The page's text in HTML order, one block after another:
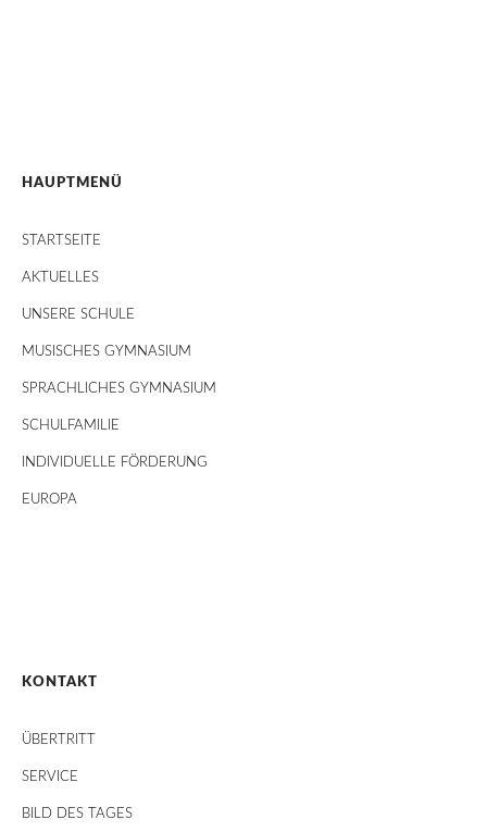
HAUPTMENÜ
STARTSEITE
AKTUELLES
UNSERE SCHULE
MUSISCHES GYMNASIUM
SPRACHLICHES GYMNASIUM
SCHULFAMILIE
INDIVIDUELLE FÖRDERUNG
EUROPA
KONTAKT
ÜBERTRITT
SERVICE
BILD DES TAGES